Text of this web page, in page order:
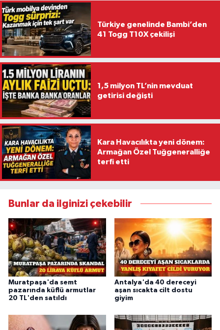
Türkiye genelinde Bambi’den
41 Togg T10X çekilişi
1,5 milyon TL’nin mevduat
getirisi değişti
Kara Havacılıkta yeni dönem:
Armağan Özel Tuğgeneralliğe
terfi etti
Bunlar da ilginizi çekebilir
Muratpaşa'da semt
pazarında küflü armutlar
20 TL'den satıldı
Antalya'da 40 dereceyi
aşan sıcakta cilt dostu
giyim